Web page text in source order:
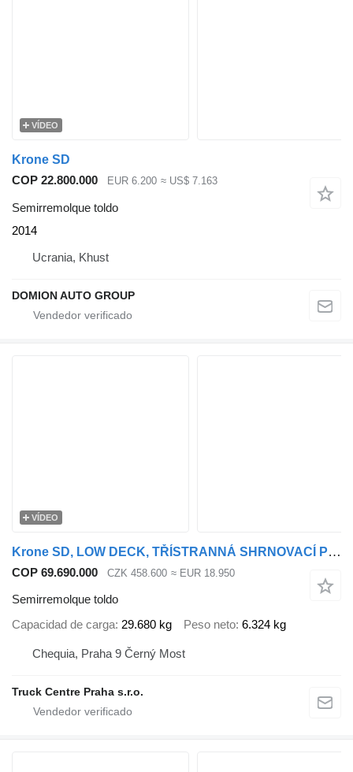
VÍDEO
Krone SD
COP 22.800.000
EUR 6.200 ≈ US$ 7.163
Semirremolque toldo
2014
Ucrania, Khust
DOMION AUTO GROUP
VÍDEO
Krone SD, LOW DECK, TŘÍSTRANNÁ SHRNOVACÍ PLACHTA, ZVEDACÍ NÁPRAVA, TOP
COP 69.690.000 CZK 458.600 ≈ EUR 18.950
Semirremolque toldo
Capacidad de carga 29.680 kg Peso neto 6.324 kg
Chequia, Praha 9 Černý Most
Truck Centre Praha s.r.o.